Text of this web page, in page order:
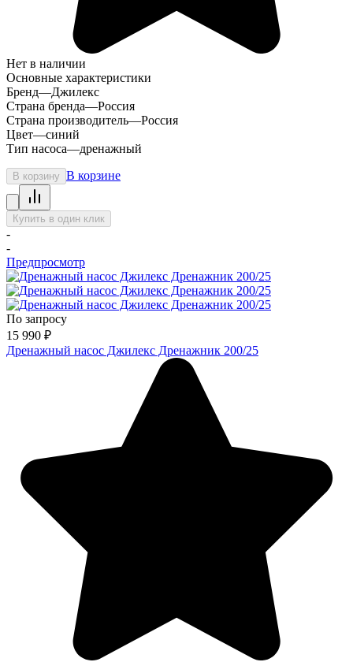
Нет в наличии
Основные характеристики
Бренд—Джилекс
Страна бренда—Россия
Страна производитель—Россия
Цвет—синий
Тип насоса—дренажный
В корзину В корзине
Купить в один клик
-
-
Предпросмотр
По запросу
15 990 ₽
Дренажный насос Джилекс Дренажник 200/25